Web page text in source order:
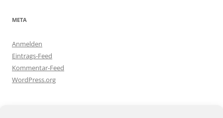
META
Anmelden
Eintrags-Feed
Kommentar-Feed
WordPress.org